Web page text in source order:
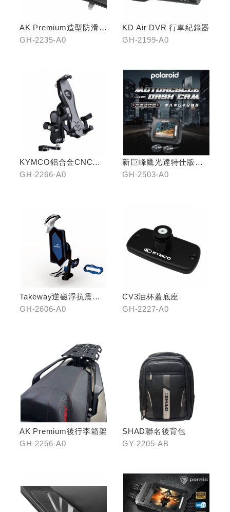
AK Premium造型防滑踏
板(中踏)
GH-2235-A0
KD Air DVR 行車紀錄器
GH-2199-A0
KYMCO鋁合金CNC減
震手機架
GH-2266-A0
新巨峰鷹光達特仕版行
車紀錄器
GH-2503-A0
Takeway逆磁浮抗震手
機架
GH-2606-A0
CV3油杯蓋底座
GH-2227-A0
AK Premium後行李箱架
GH-2256-A0
SHAD聯名後背包
GY-2205-AB